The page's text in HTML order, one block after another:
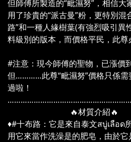
但師傅所製造的“毗濕努”，相信
用了珍貴的“派古曼”粉，更特別
路”和一種人緣樹葉(有強烈吸引異
料級別的版本，而價格平民，此尊
#注意：現今師傅的聖物，已漲價
但…………此尊“毗濕努”價格只係需
過啦！
🔥材質介紹🔥
♦️#十布路：它是來自泰文สบู่เลือด
用它來當作洗澡是的肥皂，由於